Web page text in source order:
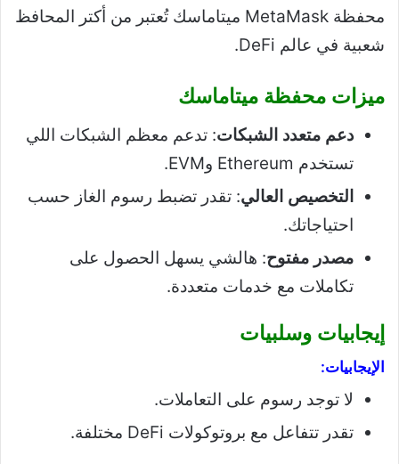
محفظة MetaMask ميتاماسك تُعتبر من أكتر المحافظ
شعبية في عالم DeFi.
ميزات محفظة ميتاماسك
دعم متعدد الشبكات: تدعم معظم الشبكات اللي
تستخدم Ethereum وEVM.
التخصيص العالي: تقدر تضبط رسوم الغاز حسب
احتياجاتك.
مصدر مفتوح: هالشي يسهل الحصول على
تكاملات مع خدمات متعددة.
إيجابيات وسلبيات
الإيجابيات:
لا توجد رسوم على التعاملات.
تقدر تتفاعل مع بروتوكولات DeFi مختلفة.